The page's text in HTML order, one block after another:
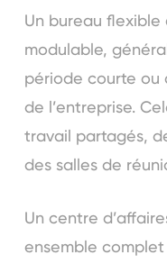
Un bureau
modulable,
période courte ou
de l’entreprise.
travail partagés,
des salles de
Un centre
ensemble